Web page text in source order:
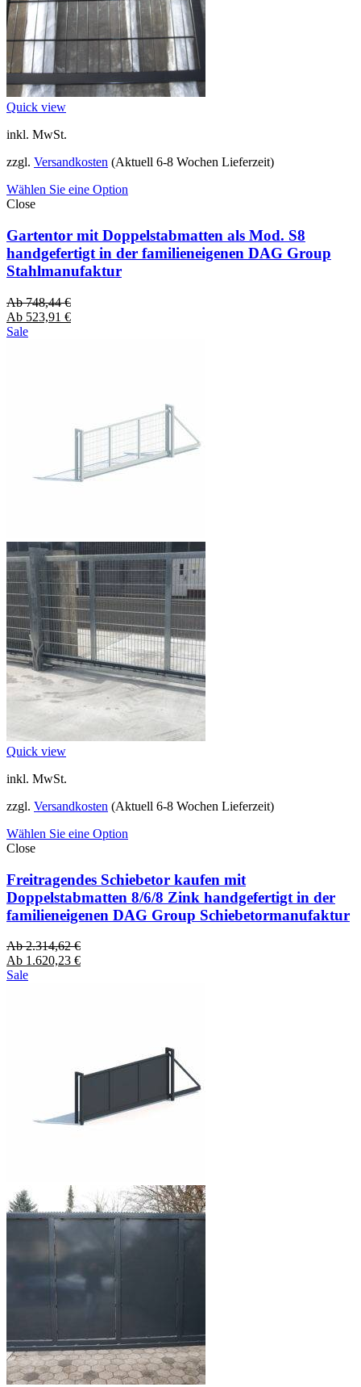
Quick view
inkl. MwSt.
zzgl. Versandkosten (Aktuell 6-8 Wochen Lieferzeit)
Wählen Sie eine Option
Close
Gartentor mit Doppelstabmatten als Mod. S8
handgefertigt in der familieneigenen DAG Group
Stahlmanufaktur
Ab748,44€
Ab 523,91 €
Sale
Quick view
inkl. MwSt.
zzgl. Versandkosten (Aktuell 6-8 Wochen Lieferzeit)
Wählen Sie eine Option
Close
Freitragendes Schiebetor kaufen mit
Doppelstabmatten 8/6/8 Zink handgefertigt in der
familieneigenen DAG Group Schiebetormanufaktur
Ab2.314,62€
Ab 1.620,23 €
Sale